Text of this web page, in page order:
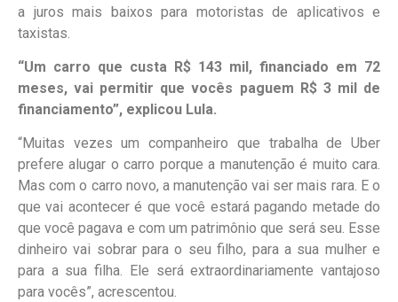
a juros mais baixos para motoristas de aplicativos e
taxistas.
“Um carro que custa R$ 143 mil, financiado em 72
meses, vai permitir que vocês paguem R$ 3 mil de
financiamento”, explicou Lula.
“Muitas vezes um companheiro que trabalha de Uber
prefere alugar o carro porque a manutenção é muito cara.
Mas com o carro novo, a manutenção vai ser mais rara. E o
que vai acontecer é que você estará pagando metade do
que você pagava e com um patrimônio que será seu. Esse
dinheiro vai sobrar para o seu filho, para a sua mulher e
para a sua filha. Ele será extraordinariamente vantajoso
para vocês”, acrescentou.